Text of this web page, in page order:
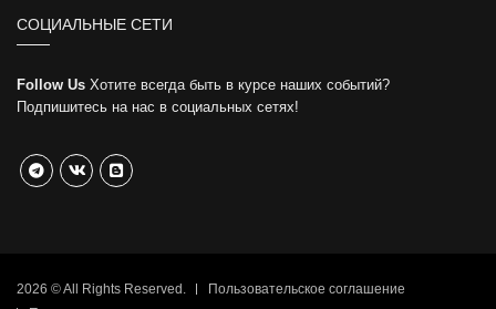
СОЦИАЛЬНЫЕ СЕТИ
Follow Us Хотите всегда быть в курсе наших событий?
Подпишитесь на нас в социальных сетях!
2026 © All Rights Reserved.
Пользовательское соглашение